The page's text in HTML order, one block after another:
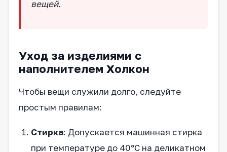
вещей.
Уход за изделиями с
наполнителем Холкон
Чтобы вещи служили долго, следуйте
простым правилам:
Стирка: Допускается машинная стирка
при температуре до 40°C на деликатном